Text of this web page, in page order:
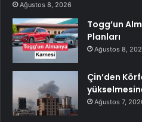
Ağustos 8, 2026
Togg’un
Planları
Ağustos 8,
Çin’den
Ağustos 7,